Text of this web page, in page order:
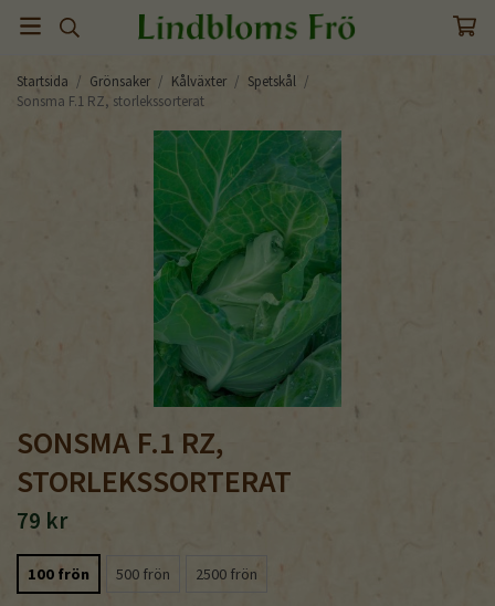
Startsida / Grönsaker / Kålväxter / Spetskål /
Sonsma F.1 RZ, storlekssorterat
SONSMA F.1 RZ,
STORLEKSSORTERAT
79 kr
100 frön 500 frön 2500 frön